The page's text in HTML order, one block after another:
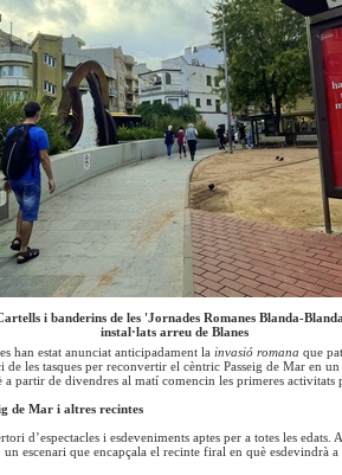
i banderins de les 'Jornades Romanes Blanda-
instal·lats arreu de Blanes
han estat anunciat anticipadament la invasió romana que
de les tasques per reconvertir el cèntric Passeig de Mar en
partir de divendres al matí comencin les primeres activitats
de Mar i altres recintes
d’espectacles i esdeveniments aptes per a totes les edats.
escenari que encapçala el recinte firal en què esdevindrà